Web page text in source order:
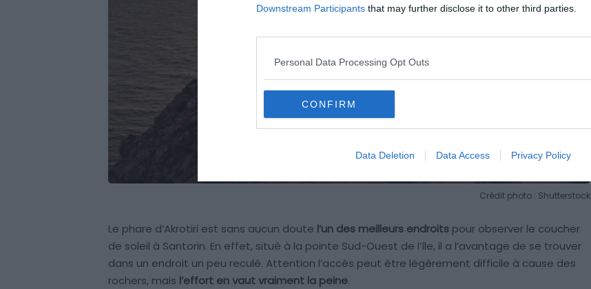
Downstream Participants that may further disclose it to other third parties.
Personal Data Processing Opt Outs
CONFIRM
Data Deletion Data Access Privacy Policy
Crédit photo : Shutterstock
Le phare d’Akrotiri est sans aucun doute l’un des meilleurs endroits pour observer le coucher
de soleil à Santorin. En effet, situé à la pointe Sud-Ouest de l’île, il a l’avantage de se trouver
dans un endroit un peu reculé. Attention l’accès peut être légèrement difficile à cause des
rochers, mais l’effort en vaut vraiment la peine.